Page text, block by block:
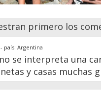
primero los
país: Argentina
se interpreta una
y casas muchas